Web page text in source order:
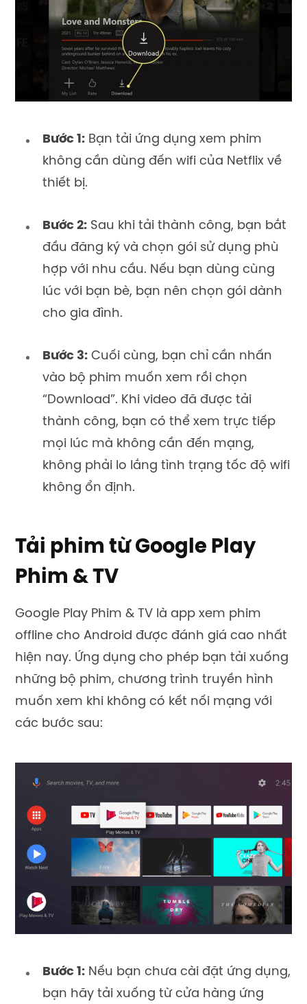
Bước 1: Bạn tải ứng dụng xem phim
không cần dùng đến wifi của Netflix về
thiết bị.
Bước 2: Sau khi tải thành công, bạn bắt
đầu đăng ký và chọn gói sử dụng phù
hợp với nhu cầu. Nếu bạn dùng cùng
lúc với bạn bè, bạn nên chọn gói dành
cho gia đình.
Bước 3: Cuối cùng, bạn chỉ cần nhấn
vào bộ phim muốn xem rồi chọn
“Download”. Khi video đã được tải
thành công, bạn có thể xem trực tiếp
mọi lúc mà không cần đến mạng,
không phải lo lắng tình trạng tốc độ wifi
không ổn định.
Tải phim từ Google Play
Phim & TV
Google Play Phim & TV là app xem phim
offline cho Android được đánh giá cao nhất
hiện nay. Ứng dụng cho phép bạn tải xuống
những bộ phim, chương trình truyền hình
muốn xem khi không có kết nối mạng với
các bước sau:
Bước 1: Nếu bạn chưa cài đặt ứng dụng,
bạn hãy tải xuống từ cửa hàng ứng